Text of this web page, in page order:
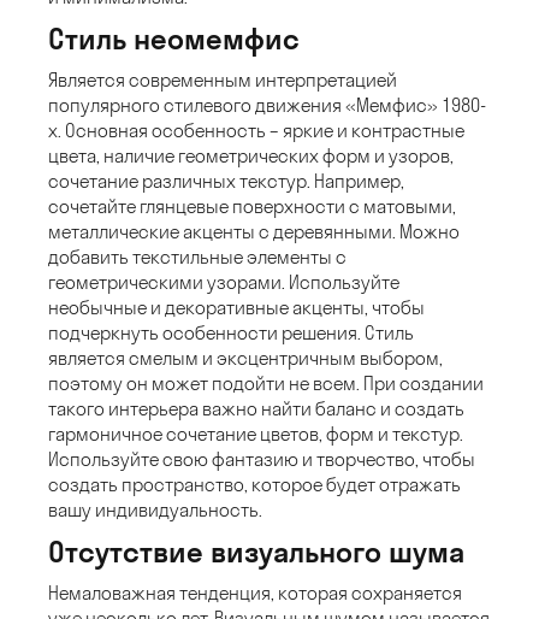
Стиль неомемфис
Является современным интерпретацией
популярного стилевого движения «Мемфис» 1980-
х. Основная особенность – яркие и контрастные
цвета, наличие геометрических форм и узоров,
сочетание различных текстур. Например,
сочетайте глянцевые поверхности с матовыми,
металлические акценты с деревянными. Можно
добавить текстильные элементы с
геометрическими узорами. Используйте
необычные и декоративные акценты, чтобы
подчеркнуть особенности решения. Стиль
является смелым и эксцентричным выбором,
поэтому он может подойти не всем. При создании
такого интерьера важно найти баланс и создать
гармоничное сочетание цветов, форм и текстур.
Используйте свою фантазию и творчество, чтобы
создать пространство, которое будет отражать
вашу индивидуальность.
Отсутствие визуального шума
Немаловажная тенденция, которая сохраняется